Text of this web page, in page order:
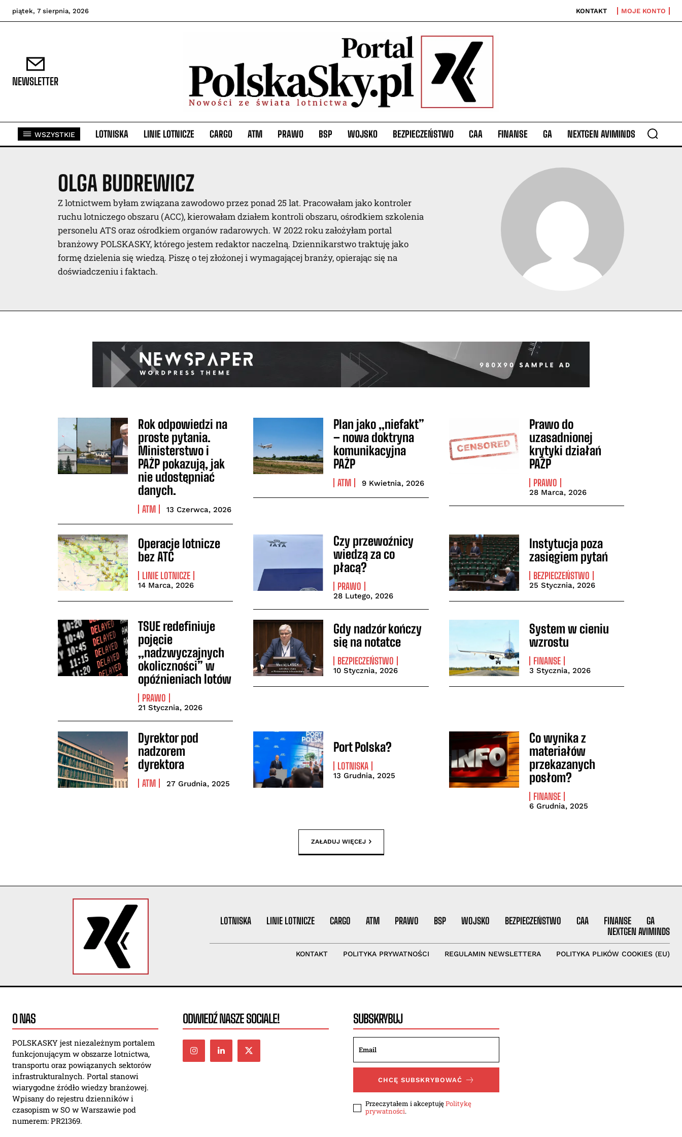
ZAPISZ MNIE!
Przeczytałem i akceptujęPolitykę prywatnościy.
piątek, 7 sierpnia, 2026 KONTAKT MOJE KONTO
NEWSLETTER
WSZYSTKIE LOTNISKA LINIE LOTNICZE CARGO ATM PRAWO BSP WOJSKO BEZPIECZEŃSTWO CAA FINANSE GA NEXTGEN AVIMINDS
OLGA BUDREWICZ
Z lotnictwem byłam związana zawodowo przez ponad 25 lat. Pracowałam jako kontroler
ruchu lotniczego obszaru (ACC), kierowałam działem kontroli obszaru, ośrodkiem szkolenia
personelu ATS oraz ośrodkiem organów radarowych. W 2022 roku założyłam portal
branżowy POLSKASKY, którego jestem redaktor naczelną. Dziennikarstwo traktuję jako
formę dzielenia się wiedzą. Piszę o tej złożonej i wymagającej branży, opierając się na
doświadczeniu i faktach.
Rok odpowiedzi na
proste pytania.
Ministerstwo i
PAŻP pokazują, jak
nie udostępniać
danych.
ATM 13 Czerwca, 2026
Plan jako „niefakt”
– nowa doktryna
komunikacyjna
PAŻP
ATM 9 Kwietnia, 2026
Prawo do
uzasadnionej
krytyki działań
PAŻP
PRAWO
28 Marca, 2026
Operacje lotnicze
bez ATC
LINIE LOTNICZE
14 Marca, 2026
Czy przewoźnicy
wiedzą za co
płacą?
PRAWO
28 Lutego, 2026
Instytucja poza
zasięgiem pytań
BEZPIECZEŃSTWO
25 Stycznia, 2026
TSUE redefiniuje
pojęcie
„nadzwyczajnych
okoliczności” w
opóźnieniach lotów
PRAWO
21 Stycznia, 2026
Gdy nadzór kończy
się na notatce
BEZPIECZEŃSTWO
10 Stycznia, 2026
System w cieniu
wzrostu
FINANSE
3 Stycznia, 2026
Dyrektor pod
nadzorem
dyrektora
ATM 27 Grudnia, 2025
Port Polska?
LOTNISKA
13 Grudnia, 2025
Co wynika z
materiałów
przekazanych
posłom?
FINANSE
6 Grudnia, 2025
ZAŁADUJ WIĘCEJ
LOTNISKA LINIE LOTNICZE CARGO ATM PRAWO BSP WOJSKO BEZPIECZEŃSTWO CAA FINANSE
GA
NEXTGEN AVIMINDS
KONTAKT POLITYKA PRYWATNOŚCI REGULAMIN NEWSLETTERA POLITYKA PLIKÓW COOKIES (EU)
O NAS
POLSKASKY jest niezależnym portalem
funkcjonującym w obszarze lotnictwa,
transportu oraz powiązanych sektorów
infrastrukturalnych. Portal stanowi
wiarygodne źródło wiedzy branżowej.
Wpisany do rejestru dzienników i
czasopism w SO w Warszawie pod
numerem: PR21369.
ODWIEDŹ NASZE SOCIALE! SUBSKRYBUJ
CHCĘ SUBSKRYBOWAĆ
Przeczytałem i akceptujęPolitykę
prywatności.